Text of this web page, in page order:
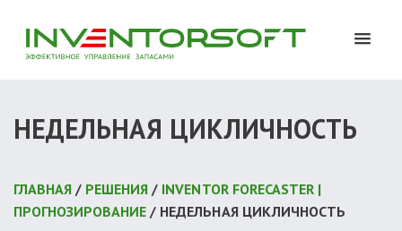
НЕДЕЛЬНАЯ ЦИКЛИЧНОСТЬ
ГЛАВНАЯ / РЕШЕНИЯ / INVENTOR FORECASTER |
ПРОГНОЗИРОВАНИЕ / НЕДЕЛЬНАЯ ЦИКЛИЧНОСТЬ